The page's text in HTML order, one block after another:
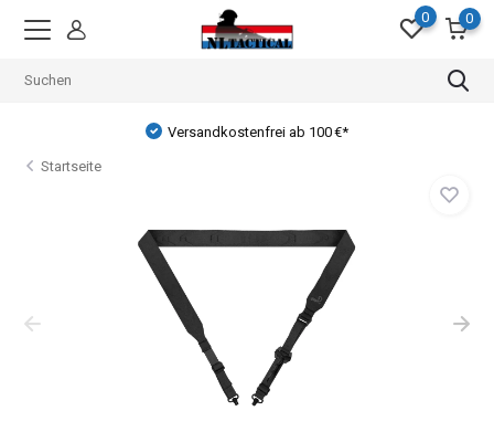
0 0
Versandkostenfrei ab 100 €*
Startseite